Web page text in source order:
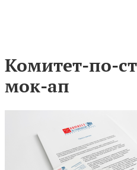
Комитет-по-
мок-ап